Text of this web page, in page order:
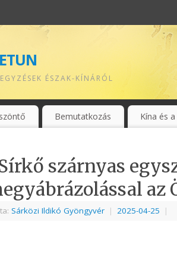
ÉSZAK-KÍNÁRÓL
Bemutatkozás Kína és
szárnyas
az
Sárközi Ildikó Gyöngyvér | 2025-04-25 |